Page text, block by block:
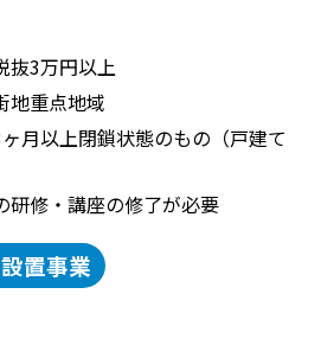
抜3万円以上
地重点地域
月以上閉鎖状態のもの（戸建て
研修・講座の修了が必要
置事業